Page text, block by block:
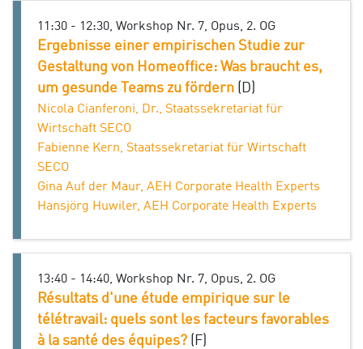
11:30 - 12:30, Workshop Nr. 7, Opus, 2. OG
Ergebnisse einer empirischen Studie zur
Gestaltung von Homeoffice: Was braucht es,
um gesunde Teams zu fördern (D)
Nicola Cianferoni, Dr., Staatssekretariat für
Wirtschaft SECO
Fabienne Kern, Staatssekretariat für Wirtschaft
SECO
Gina Auf der Maur, AEH Corporate Health Experts
Hansjörg Huwiler, AEH Corporate Health Experts
13:40 - 14:40, Workshop Nr. 7, Opus, 2. OG
Résultats d'une étude empirique sur le
télétravail: quels sont les facteurs favorables
à la santé des équipes? (F)